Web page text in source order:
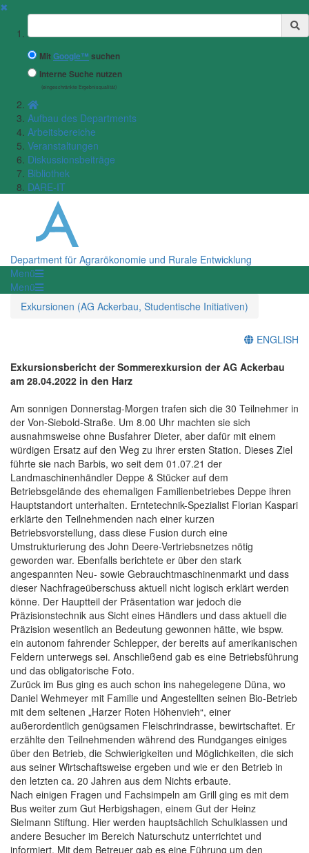
✖
Suchbegriff
MitGoogle™ suchen
Interne Suche nutzen
(eingeschränkte Ergebnisqualität)
Aufbau des Departments
Arbeitsbereiche
Veranstaltungen
Diskussionsbeiträge
Bibliothek
DARE-IT
Department für Agrarökonomie und Rurale Entwicklung
Menü
Menü
Exkursionen (AG Ackerbau, Studentische Initiativen)
ENGLISH
Exkursionsbericht der Sommerexkursion der AG Ackerbau
am 28.04.2022 in den Harz
Am sonnigen Donnerstag-Morgen trafen sich die 30 Teilnehmer in
der Von-Siebold-Straße. Um 8.00 Uhr machten sie sich
ausnahmsweise ohne Busfahrer Dieter, aber dafür mit einem
würdigen Ersatz auf den Weg zu ihrer ersten Station. Dieses Ziel
führte sie nach Barbis, wo seit dem 01.07.21 der
Landmaschinenhändler Deppe & Stücker auf dem
Betriebsgelände des ehemaligen Familienbetriebes Deppe ihren
Hauptstandort unterhalten. Erntetechnik-Spezialist Florian Kaspari
erklärte den Teilnehmenden nach einer kurzen
Betriebsvorstellung, dass diese Fusion durch eine
Umstrukturierung des John Deere-Vertriebsnetzes nötig
geworden war. Ebenfalls berichtete er über den stark
angespannten Neu- sowie Gebrauchtmaschinenmarkt und dass
dieser Nachfrageüberschuss aktuell nicht logisch erklärt werden
könne. Der Hauptteil der Präsentation war jedoch die
Präzisionstechnik aus Sicht eines Händlers und dass aktuell die
Präzision wesentlich an Bedeutung gewonnen hätte, wie bspw.
ein autonom fahrender Schlepper, der bereits auf amerikanischen
Feldern unterwegs sei. Anschließend gab es eine Betriebsführung
und das obligatorische Foto.
Zurück im Bus ging es auch schon ins nahegelegene Düna, wo
Daniel Wehmeyer mit Familie und Angestellten seinen Bio-Betrieb
mit dem seltenen „Harzer Roten Höhenvieh“, einer
außerordentlich genügsamen Fleischrindrasse, bewirtschaftet. Er
erzählte den Teilnehmenden während des Rundganges einiges
über den Betrieb, die Schwierigkeiten und Möglichkeiten, die sich
aus seiner Wirtschaftsweise ergeben und wie er den Betrieb in
den letzten ca. 20 Jahren aus dem Nichts erbaute.
Nach einigen Fragen und Fachsimpeln am Grill ging es mit dem
Bus weiter zum Gut Herbigshagen, einem Gut der Heinz
Sielmann Stiftung. Hier werden hauptsächlich Schulklassen und
andere Besucher im Bereich Naturschutz unterrichtet und
informiert. Mit dem Betreuer gab es eine Führung um den